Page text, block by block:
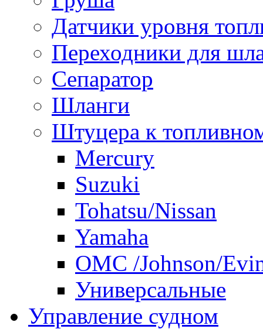
Датчики уровня
Переходники для
Сепаратор
Шланги
Штуцера к
Mercury
Suzuki
Tohatsu/Nissan
Yamaha
ОМС /Johnson/
Универсальные
Управление судном